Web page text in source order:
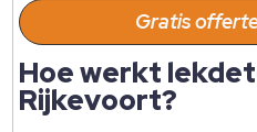
Gratis
Hoe werkt
Rijkevoort?